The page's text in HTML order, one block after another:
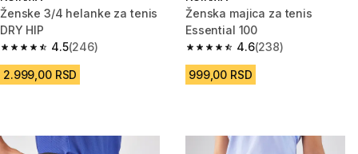
Ženske 3/4 helanke za tenis
DRY HIP
4.5
4.5 od 5 zvezdica from 246 Recenzije
(246)
2.999,00 RSD
Ženska majica za tenis
Essential 100
4.6
4.6 od 5 zvezdica from 238
(238)
999,00 RSD